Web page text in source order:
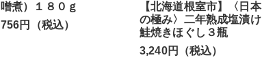
噌煮）１８０ｇ
756円（税込）
【北海道根室市】〈日本
の極み〉二年熟成塩漬け
鮭焼きほぐし３瓶
3,240円（税込）